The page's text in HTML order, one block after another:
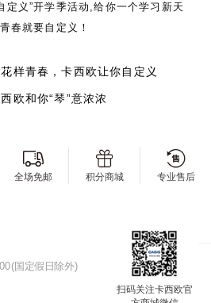
定义”开学季活动,给你一个学习新天
春就要自定义！
样青春，卡西欧让你自定义
欧和你“琴”意浓浓
全场免邮 积分商城 专业售后
国定假日除外)
扫码关注卡西欧官